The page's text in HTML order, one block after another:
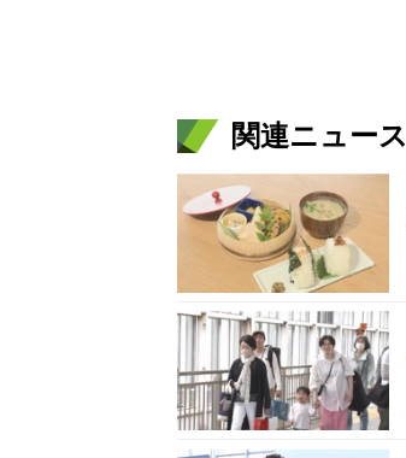
関連ニュース